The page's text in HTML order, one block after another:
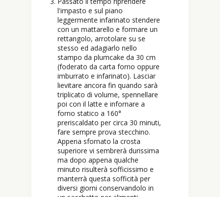
l'impasto e sul piano
leggermente infarinato stendere
con un mattarello e formare un
rettangolo, arrotolare su se
stesso ed adagiarlo nello
stampo da plumcake da 30 cm
(foderato da carta forno oppure
imburrato e infarinato). Lasciar
lievitare ancora fin quando sarà
triplicato di volume, spennellare
poi con il latte e infornare a
forno statico a 160°
preriscaldato per circa 30 minuti,
fare sempre prova stecchino.
Appena sfornato la crosta
superiore vi sembrerà durissima
ma dopo appena qualche
minuto risulterà sofficissimo e
manterrà questa sofficità per
diversi giorni conservandolo in